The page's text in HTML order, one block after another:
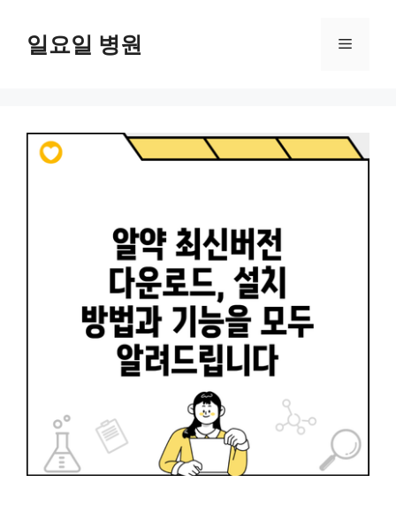
일요일 병원 메